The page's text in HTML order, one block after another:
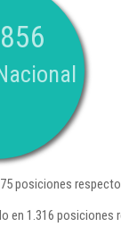
posiciones
en 1.316 posiciones